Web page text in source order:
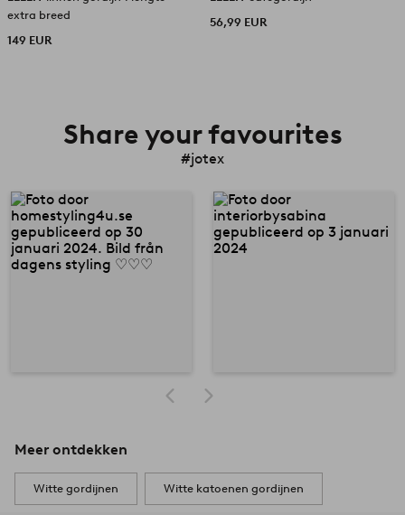
extra breed
149 EUR
56,99 EUR
Share your favourites
#jotex
Meer ontdekken
Witte gordijnen Witte katoenen gordijnen